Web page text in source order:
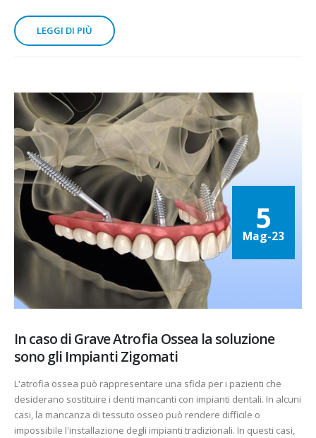
LEGGI DI PIÙ
5
Mag-23
In caso di Grave Atrofia Ossea la soluzione
sono gli Impianti Zigomati
L'atrofia ossea può rappresentare una sfida per i pazienti che
desiderano sostituire i denti mancanti con impianti dentali. In alcuni
casi, la mancanza di tessuto osseo può rendere difficile o
impossibile l'installazione degli impianti tradizionali. In questi casi,